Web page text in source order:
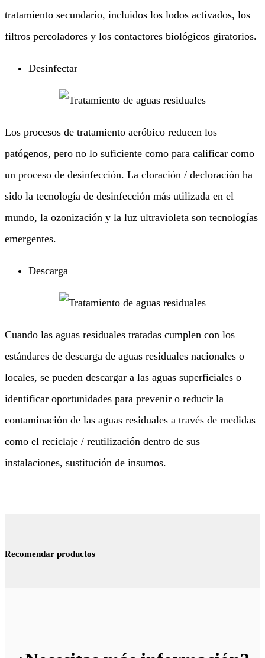
tratamiento secundario, incluidos los lodos activados, los
filtros percoladores y los contactores biológicos giratorios.
Desinfectar
Los procesos de tratamiento aeróbico reducen los
patógenos, pero no lo suficiente como para calificar como
un proceso de desinfección. La cloración / decloración ha
sido la tecnología de desinfección más utilizada en el
mundo, la ozonización y la luz ultravioleta son tecnologías
emergentes.
Descarga
Cuando las aguas residuales tratadas cumplen con los
estándares de descarga de aguas residuales nacionales o
locales, se pueden descargar a las aguas superficiales o
identificar oportunidades para prevenir o reducir la
contaminación de las aguas residuales a través de medidas
como el reciclaje / reutilización dentro de sus
instalaciones, sustitución de insumos.
Recomendar productos